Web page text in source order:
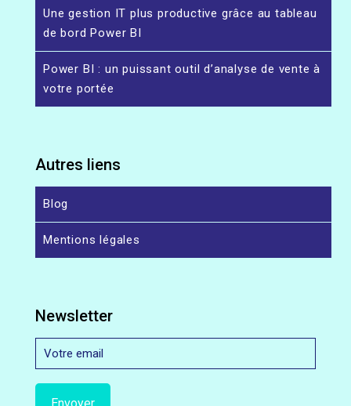
Une gestion IT plus productive grâce au tableau
de bord Power BI
Power BI : un puissant outil d’analyse de vente à
votre portée
Autres liens
Blog
Mentions légales
Newsletter